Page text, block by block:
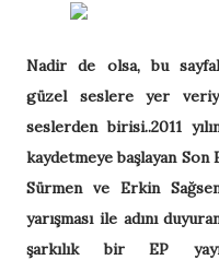
Nadir de olsa, bu
güzel seslere yer
seslerden birisi..2011
kaydetmeye başlayan
Sürmen ve Erkin
yarışması ile adını
şarkılık bir EP